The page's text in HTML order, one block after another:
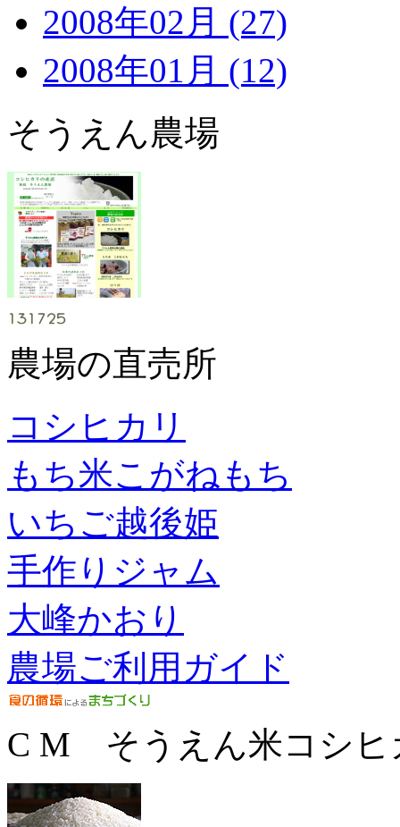
2008年02月 (27)
2008年01月 (12)
そうえん農場
農場の直売所
コシヒカリ
もち米こがねもち
いちご越後姫
手作りジャム
大峰かおり
農場ご利用ガイド
C M そうえん米コシヒ